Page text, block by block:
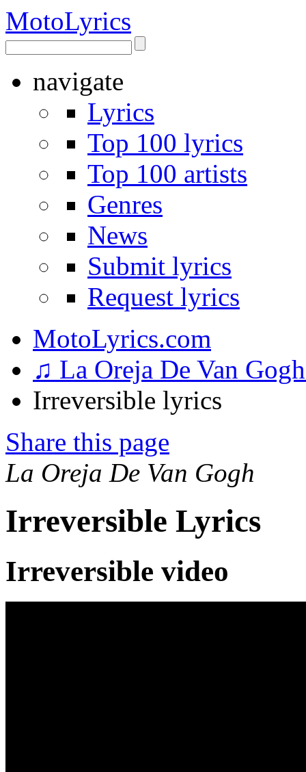
MotoLyrics
navigate
Lyrics
Top 100 lyrics
Top 100 artists
Genres
News
Submit lyrics
Request lyrics
MotoLyrics.com
♫ La Oreja De Van
Irreversible lyrics
Share this page
La Oreja De Van Gogh
Irreversible Lyrics
Irreversible video